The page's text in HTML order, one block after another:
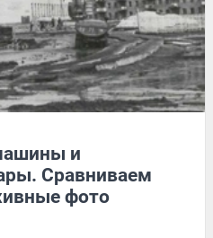
и
Сравниваем
фото